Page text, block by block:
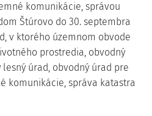
komunikácie, správou
Štúrovo do 30. septembra
v ktorého územnom obvode
prostredia, obvodný
úrad, obvodný úrad pre
komunikácie, správa katastra